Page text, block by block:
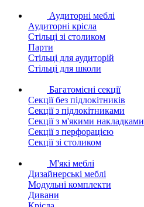
Аудиторні меблі
Аудиторні крісла
Стільці зі столиком
Парти
Стільці для аудиторій
Стільці для школи
Багатомісні секції
Секції без підлокітників
Секції з підлокітниками
Секції з м'якими накладками
Секції з перфорацією
Секції зі столиком
М'які меблі
Дизайнерські меблі
Модульні комплекти
Дивани